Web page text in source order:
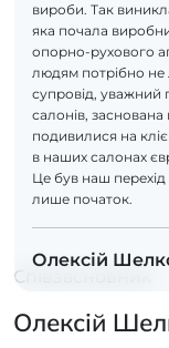
вироби. Так
яка почала
опорно-рухового
людям потрібно не
супровід, уважний
салонів,
подивилися на
в наших салонах
Це був наш перехід
лише початок.
Олексій
Співзасновник
Олексій